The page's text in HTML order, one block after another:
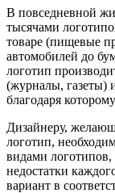
В повседневной
тысячами
товаре (пищевые
автомобилей до
логотип
(журналы, газеты)
благодаря
Дизайнеру,
логотип,
видами логотипов,
недостатки
вариант в